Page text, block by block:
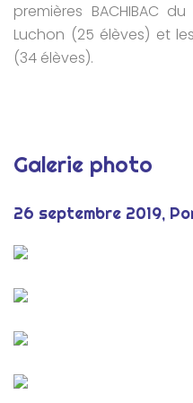
premières BACHIBAC
Luchon (25 élèves) et
(34 élèves).
Galerie photo
26 septembre 2019,